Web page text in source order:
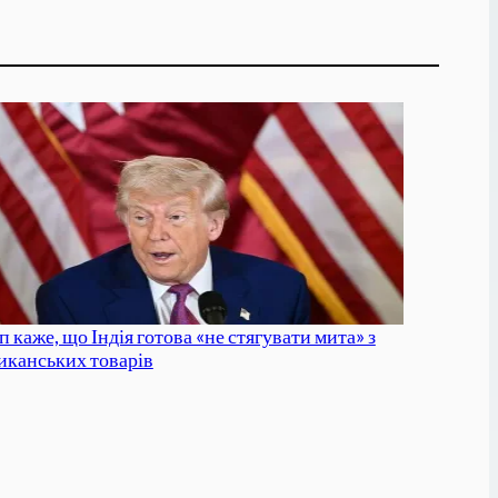
каже, що Індія готова «не стягувати мита» з
товарів